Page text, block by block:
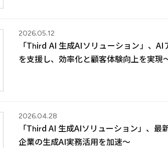
2026.05.12
「Third AI 生成AIソリューション」、
を支援し、効率化と顧客体験向上を実現
2026.04.28
「Third AI 生成AIソリューション」、最
企業の生成AI実務活用を加速～